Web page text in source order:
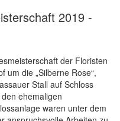
2019 -
der Floristen
um die „Silberne Rose“,
Stall auf Schloss
ehemaligen
waren unter dem